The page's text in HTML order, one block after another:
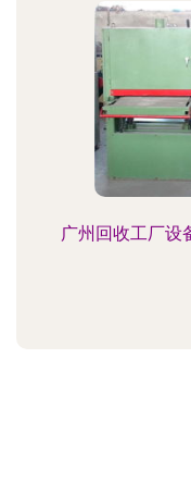
广州回收工厂设